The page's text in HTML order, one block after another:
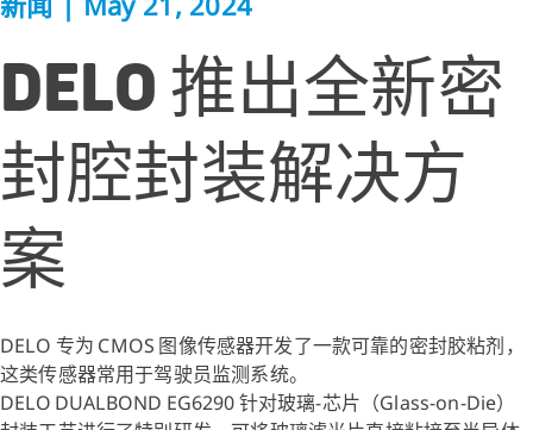
DELO 推出全新密
封腔封装解决方
案
DELO 专为 CMOS 图像传感器开发了一款可靠的密封胶粘剂，
这类传感器常用于驾驶员监测系统。
DELO DUALBOND EG6290 针对玻璃‑芯片（Glass‑on‑Die）